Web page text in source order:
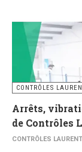
CONTRÔLES
Arrêts,
de Contrôles
CONTRÔLES